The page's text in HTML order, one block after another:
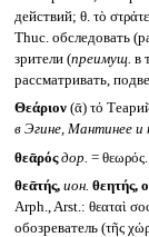
действий; θ. τὸ
Thuc. обследовать
зрители (преимущ. в
рассматривать,
Θεάριον(ᾱ) τό
в Эгине, Мантинее и
θεᾱρός дор. = θεωρός.
θεᾱτής, ион. θεητής,
Arph., Arst.: θεαταὶ
обозреватель (τῆς